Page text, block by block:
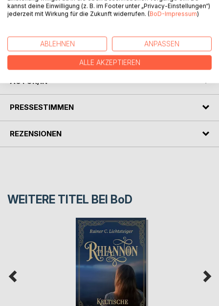
verstehen?
Aber Vorsicht. Niemals ist eine Wahrheit so einfach, wie es
auf den ersten Blick scheint.
AUTOR/IN
PRESSESTIMMEN
REZENSIONEN
WEITERE TITEL BEI BoD
kannst deine Einwilligung (z. B. im Footer unter „Privacy-Einstellungen“)
jederzeit mit Wirkung für die Zukunft widerrufen. (BoD-Impressum)
ABLEHNEN ANPASSEN
ALLE AKZEPTIEREN